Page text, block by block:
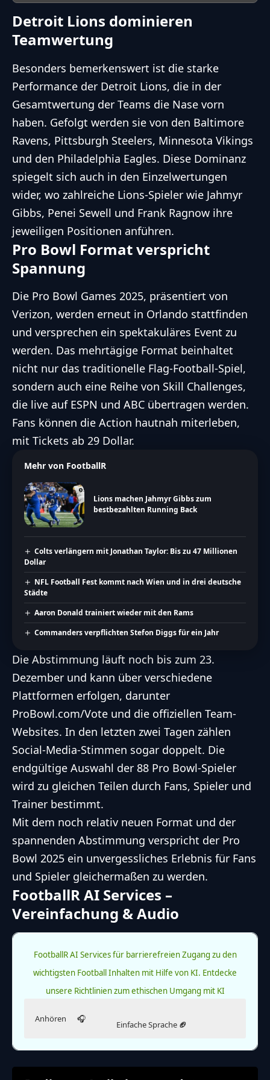
Detroit Lions dominieren
Teamwertung
Besonders bemerkenswert ist die starke
Performance der Detroit Lions, die in der
Gesamtwertung der Teams die Nase vorn
haben. Gefolgt werden sie von den Baltimore
Ravens, Pittsburgh Steelers, Minnesota Vikings
und den Philadelphia Eagles. Diese Dominanz
spiegelt sich auch in den Einzelwertungen
wider, wo zahlreiche Lions-Spieler wie Jahmyr
Gibbs, Penei Sewell und Frank Ragnow ihre
jeweiligen Positionen anführen.
Pro Bowl Format verspricht
Spannung
Die Pro Bowl Games 2025, präsentiert von
Verizon, werden erneut in Orlando stattfinden
und versprechen ein spektakuläres Event zu
werden. Das mehrtägige Format beinhaltet
nicht nur das traditionelle Flag-Football-Spiel,
sondern auch eine Reihe von Skill Challenges,
die live auf ESPN und ABC übertragen werden.
Fans können die Action hautnah miterleben,
mit Tickets ab 29 Dollar.
Mehr von FootballR
Lions machen Jahmyr Gibbs zum
bestbezahlten Running Back
Colts verlängern mit Jonathan Taylor: Bis zu 47 Millionen
Dollar
NFL Football Fest kommt nach Wien und in drei deutsche
Städte
Aaron Donald trainiert wieder mit den Rams
Commanders verpflichten Stefon Diggs für ein Jahr
Die Abstimmung läuft noch bis zum 23.
Dezember und kann über verschiedene
Plattformen erfolgen, darunter
ProBowl.com/Vote und die offiziellen Team-
Websites. In den letzten zwei Tagen zählen
Social-Media-Stimmen sogar doppelt. Die
endgültige Auswahl der 88 Pro Bowl-Spieler
wird zu gleichen Teilen durch Fans, Spieler und
Trainer bestimmt.
Mit dem noch relativ neuen Format und der
spannenden Abstimmung verspricht der Pro
Bowl 2025 ein unvergessliches Erlebnis für Fans
und Spieler gleichermaßen zu werden.
FootballR AI Services –
Vereinfachung & Audio
FootballR AI Services für barrierefreien Zugang zu den
wichtigsten Football Inhalten mit Hilfe von KI. Entdecke
unsere Richtlinien zum ethischen Umgang mit KI
Anhören 🎧
Einfache Sprache 🏈